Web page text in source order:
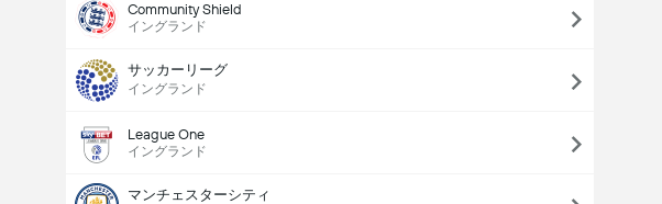
Community Shield
イングランド
サッカーリーグ
イングランド
League One
イングランド
マンチェスターシティ